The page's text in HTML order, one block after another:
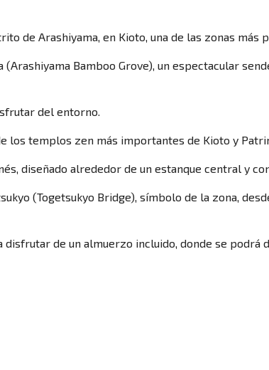
de Arashiyama, en Kioto, una de las zonas más
Bamboo Grove), un espectacular
del entorno.
los templos zen más importantes de Kioto y
diseñado alrededor de un estanque central y
(Togetsukyo Bridge), símbolo de la zona,
de un almuerzo incluido, donde se podrá